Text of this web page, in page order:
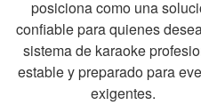
posiciona como una
confiable para quienes
sistema de karaoke
estable y preparado para
exigentes.